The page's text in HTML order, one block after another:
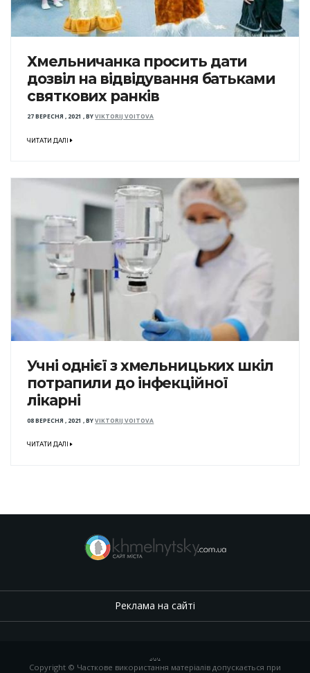
Хмельничанка просить дати
дозвіл на відвідування батьками
святкових ранків
27 ВЕРЕСНЯ , 2021 ,BYVIKTORIJ VOITOVA
ЧИТАТИ ДАЛІ
Учні однієї з хмельницьких шкіл
потрапили до інфекційної
лікарні
08 ВЕРЕСНЯ , 2021 ,BYVIKTORIJ VOITOVA
ЧИТАТИ ДАЛІ
Реклама на сайті
.,.,.
Copyright © Часткове використання матеріалів допускається при